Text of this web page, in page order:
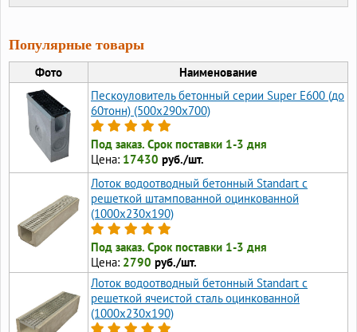
Популярные товары
Фото
Наименование
Пескоуловитель бетонный серии Super Е600 (до
60тонн) (500x290x700)
Под заказ. Срок поставки 1-3 дня
Цена: 17430 руб./шт.
Лоток водоотводный бетонный Standart с
решеткой штампованной оцинкованной
(1000x230x190)
Под заказ. Срок поставки 1-3 дня
Цена: 2790 руб./шт.
Лоток водоотводный бетонный Standart с
решеткой ячеистой сталь оцинкованной
(1000x230x190)